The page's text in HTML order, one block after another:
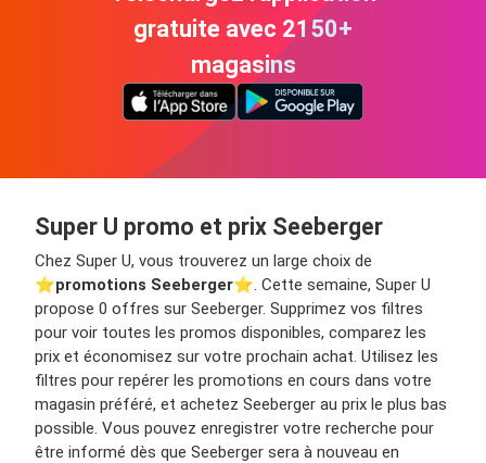
gratuite avec 2150+
magasins
Super U promo et prix Seeberger
Chez Super U, vous trouverez un large choix de
⭐️promotions Seeberger⭐️. Cette semaine, Super U
propose 0 offres sur Seeberger. Supprimez vos filtres
pour voir toutes les promos disponibles, comparez les
prix et économisez sur votre prochain achat. Utilisez les
filtres pour repérer les promotions en cours dans votre
magasin préféré, et achetez Seeberger au prix le plus bas
possible. Vous pouvez enregistrer votre recherche pour
être informé dès que Seeberger sera à nouveau en